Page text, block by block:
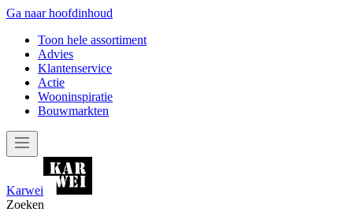
Ga naar hoofdinhoud
Toon hele assortiment
Advies
Klantenservice
Actie
Wooninspiratie
Bouwmarkten
Karwei
Zoeken